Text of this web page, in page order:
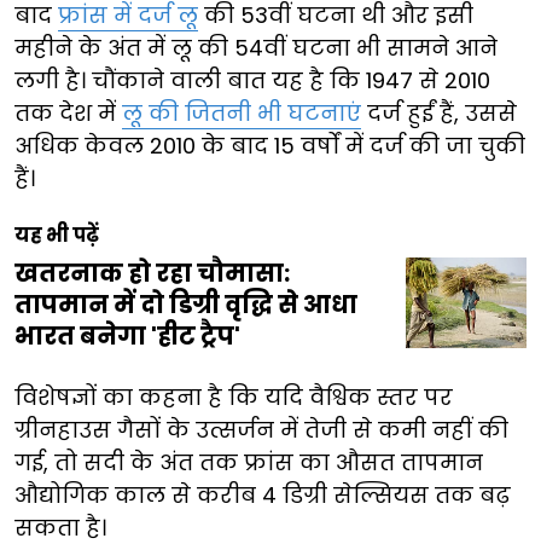
बाद फ्रांस में दर्ज लू की 53वीं घटना थी और इसी
महीने के अंत में लू की 54वीं घटना भी सामने आने
लगी है। चौंकाने वाली बात यह है कि 1947 से 2010
तक देश में लू की जितनी भी घटनाएं दर्ज हुईं हैं, उससे
अधिक केवल 2010 के बाद 15 वर्षों में दर्ज की जा चुकी
हैं।
यह भी पढ़ें
खतरनाक हो रहा चौमासा:
तापमान में दो डिग्री वृद्धि से आधा
भारत बनेगा 'हीट ट्रैप'
विशेषज्ञों का कहना है कि यदि वैश्विक स्तर पर
ग्रीनहाउस गैसों के उत्सर्जन में तेजी से कमी नहीं की
गई, तो सदी के अंत तक फ्रांस का औसत तापमान
औद्योगिक काल से करीब 4 डिग्री सेल्सियस तक बढ़
सकता है।